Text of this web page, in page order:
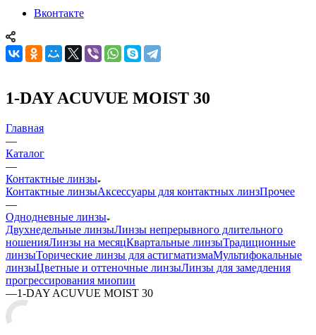
Вконтакте
1-DAY ACUVUE MOIST 30
Главная
—
Каталог
—
Контактные линзы
Контактные линзыАксессуары для контактных линзПрочее
—
Однодневные линзы
Двухнедельные линзыЛинзы непрерывного длительного
ношенияЛинзы на месяцКвартальные линзыТрадиционные
линзыТорические линзы для астигматизмаМультифокальные
линзыЦветные и оттеночные линзыЛинзы для замедления
прогрессирования миопии
—1-DAY ACUVUE MOIST 30